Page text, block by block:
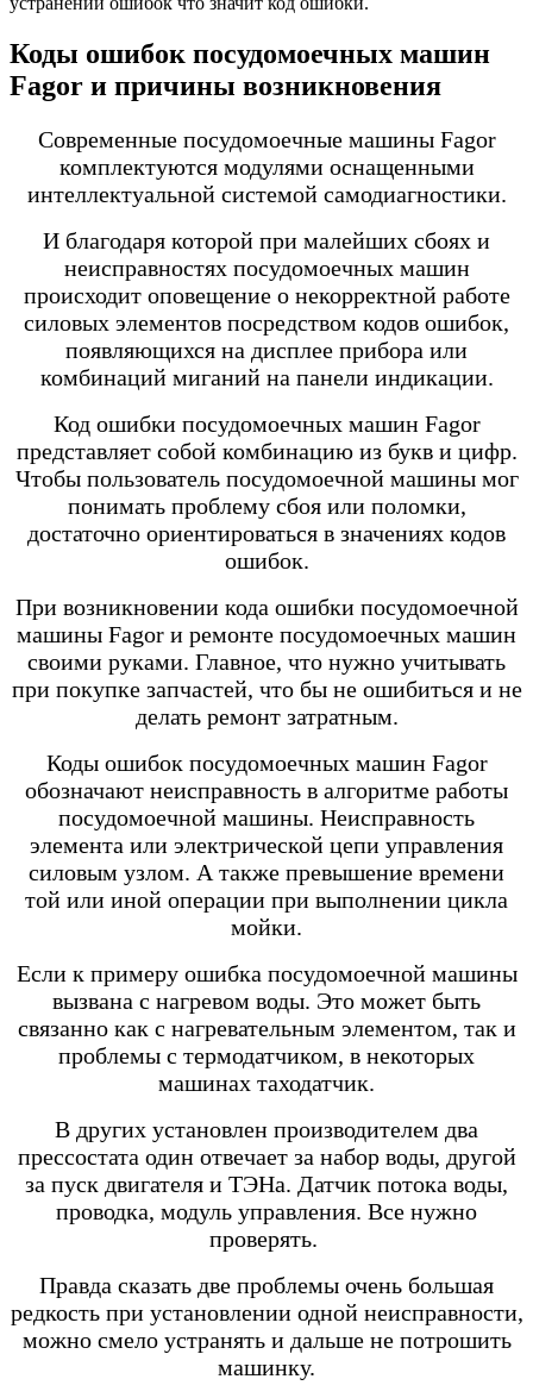
Коды ошибок посудомоечных машин
Fagor и причины возникновения
Современные посудомоечные машины Fagor
комплектуются модулями оснащенными
интеллектуальной системой самодиагностики.
И благодаря которой при малейших сбоях и
неисправностях посудомоечных машин
происходит оповещение о некорректной работе
силовых элементов посредством кодов ошибок,
появляющихся на дисплее прибора или
комбинаций миганий на панели индикации.
Код ошибки посудомоечных машин Fagor
представляет собой комбинацию из букв и цифр.
Чтобы пользователь посудомоечной машины мог
понимать проблему сбоя или поломки,
достаточно ориентироваться в значениях кодов
ошибок.
При возникновении кода ошибки посудомоечной
машины Fagor и ремонте посудомоечных машин
своими руками. Главное, что нужно учитывать
при покупке запчастей, что бы не ошибиться и не
делать ремонт затратным.
Коды ошибок посудомоечных машин Fagor
обозначают неисправность в алгоритме работы
посудомоечной машины. Неисправность
элемента или электрической цепи управления
силовым узлом. А также превышение времени
той или иной операции при выполнении цикла
мойки.
Если к примеру ошибка посудомоечной машины
вызвана с нагревом воды. Это может быть
связанно как с нагревательным элементом, так и
проблемы с термодатчиком, в некоторых
машинах таходатчик.
В других установлен производителем два
прессостата один отвечает за набор воды, другой
за пуск двигателя и ТЭНа. Датчик потока воды,
проводка, модуль управления. Все нужно
проверять.
Правда сказать две проблемы очень большая
редкость при установлении одной неисправности,
можно смело устранять и дальше не потрошить
машинку.